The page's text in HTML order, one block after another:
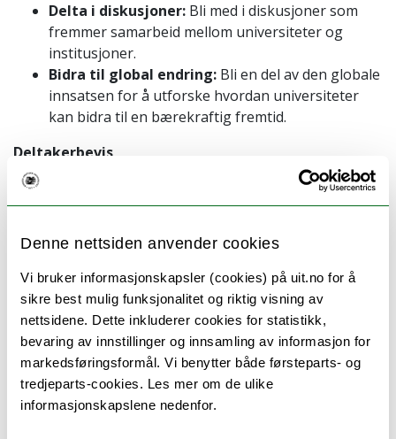
Denne nettsiden anvender cookies
Vi bruker informasjonskapsler (cookies) på uit.no for å
sikre best mulig funksjonalitet og riktig visning av
nettsidene. Dette inkluderer cookies for statistikk,
bevaring av innstillinger og innsamling av informasjon for
markedsføringsformål. Vi benytter både førsteparts- og
tredjeparts-cookies. Les mer om de ulike
informasjonskapslene nedenfor.
Delta i diskusjoner: Bli med i diskusjoner som
fremmer samarbeid mellom universiteter og
institusjoner.
Bidra til global endring: Bli en del av den globale
innsatsen for å utforske hvordan universiteter
kan bidra til en bærekraftig fremtid.
Deltakerbevis
Deltakere som følger hele e-konferansen, vil motta et
EUGLOH-deltakerbevis.
E-konferansens tidsplan for vårsemesteret 2026
Bærekraftsmål 14: Livet under vann– 22. april
2026
Bærekraftsmål 10: Redusere ulikhet– 6. mai
2026
Bærekraftsmål 8: Anstendig arbeid og
økonomisk vekst – 19. mai 2026
Bærekraftsmål 15: Livet på land